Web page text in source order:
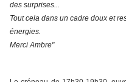
des surprises...
Tout cela dans un cadre doux et
énergies.
Merci Ambre"